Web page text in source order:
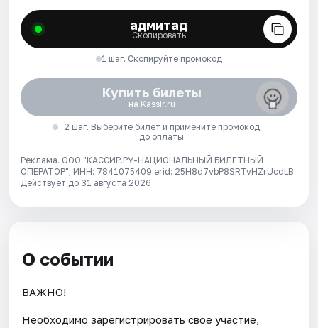
адмитад
Скопировать
1 шаг. Скопируйте промокод
Купить билеты
на Kassir.ru
2 шаг. Выберите билет и примените промокод
до оплаты
Реклама. ООО "КАССИР.РУ-НАЦИОНАЛЬНЫЙ БИЛЕТНЫЙ
ОПЕРАТОР", ИНН: 7841075409 erid: 25H8d7vbP8SRTvHZrUcdLB.
Действует до 31 августа 2026
О событии
ВАЖНО!
Необходимо зарегистрировать свое участие,